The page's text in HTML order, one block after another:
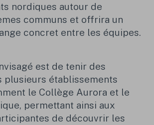
nordiques autour de
communs et offrira un
concret entre les équipes.
est de tenir des
plusieurs établissements
le Collège Aurora et le
permettant ainsi aux
de découvrir les